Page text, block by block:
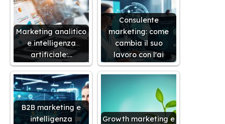
Marketing analitico
e intelligenza
artificiale:…
Consulente
marketing: come
cambia il suo
lavoro con l'ai
B2B marketing e
intelligenza
Growth marketing e